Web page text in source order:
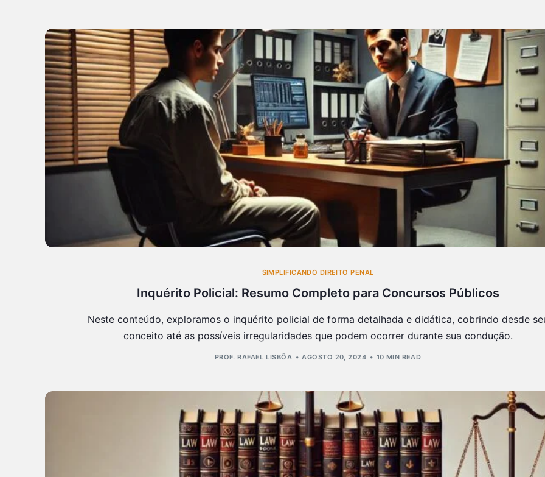
SIMPLIFICANDO DIREITO PENAL
Inquérito Policial: Resumo Completo para Concursos Públicos
Neste conteúdo, exploramos o inquérito policial de forma detalhada e didática, cobrindo desde
conceito até as possíveis irregularidades que podem ocorrer durante sua condução.
PROF. RAFAEL LISBÔA AGOSTO 20, 2024 10 MIN READ